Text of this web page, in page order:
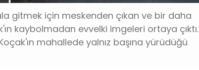
gitmek için meskenden çıkan ve bir daha
kaybolmadan evvelki imgeleri ortaya çıktı.
mahallede yalnız başına yürüdüğü